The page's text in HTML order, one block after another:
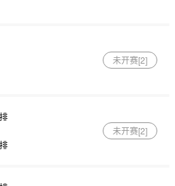
未开赛[2]
未开赛[2]